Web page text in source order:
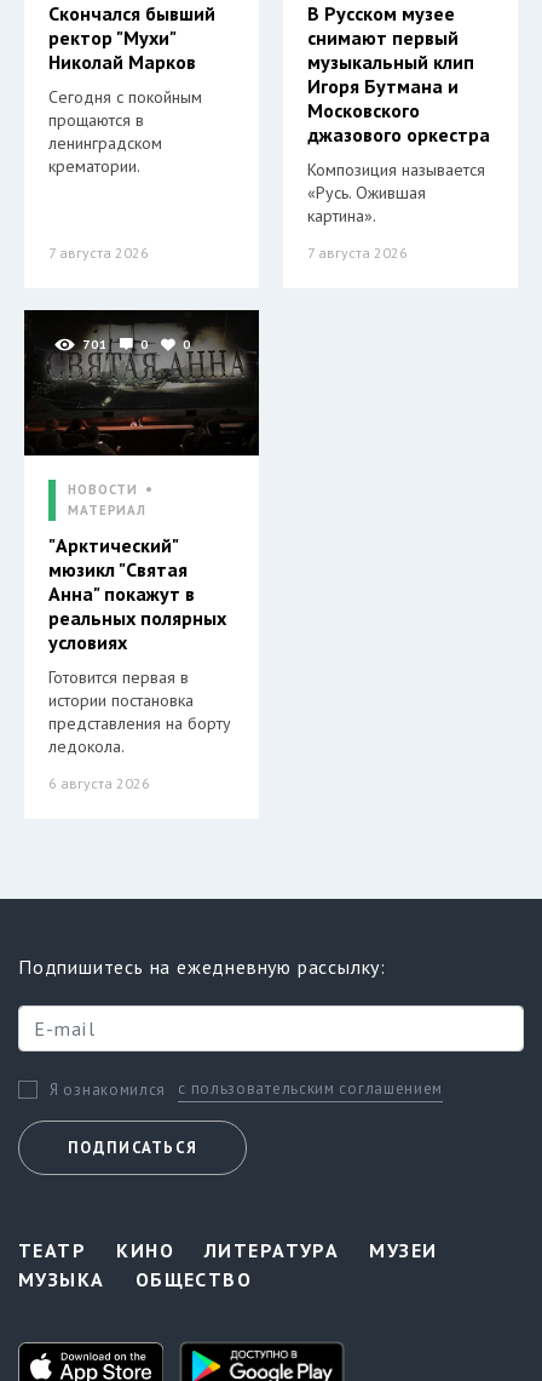
Скончался бывший
ректор "Мухи"
Николай Марков
Сегодня с покойным
прощаются в
ленинградском
крематории.
7 августа 2026
В Русском музее
снимают первый
музыкальный клип
Игоря Бутмана и
Московского
джазового оркестра
Композиция называется
«Русь. Ожившая
картина».
7 августа 2026
701 0 0
НОВОСТИ
МАТЕРИАЛ
"Арктический"
мюзикл "Святая
Анна" покажут в
реальных полярных
условиях
Готовится первая в
истории постановка
представления на борту
ледокола.
6 августа 2026
Подпишитесь на ежедневную рассылку:
Я ознакомился с пользовательским соглашением
ПОДПИСАТЬСЯ
ТЕАТР КИНО ЛИТЕРАТУРА
МУЗЕИ
МУЗЫКА
ОБЩЕСТВО